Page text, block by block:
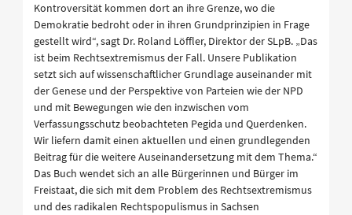
Kontroversität kommen dort an ihre Grenze, wo die
Demokratie bedroht oder in ihren Grundprinzipien in Frage
gestellt wird“, sagt Dr. Roland Löffler, Direktor der SLpB. „Das
ist beim Rechtsextremismus der Fall. Unsere Publikation
setzt sich auf wissenschaftlicher Grundlage auseinander mit
der Genese und der Perspektive von Parteien wie der NPD
und mit Bewegungen wie den inzwischen vom
Verfassungsschutz beobachteten Pegida und Querdenken.
Wir liefern damit einen aktuellen und einen grundlegenden
Beitrag für die weitere Auseinandersetzung mit dem Thema.“
Das Buch wendet sich an alle Bürgerinnen und Bürger im
Freistaat, die sich mit dem Problem des Rechtsextremismus
und des radikalen Rechtspopulismus in Sachsen